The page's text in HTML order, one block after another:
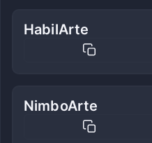
HabilArte
NimboArte